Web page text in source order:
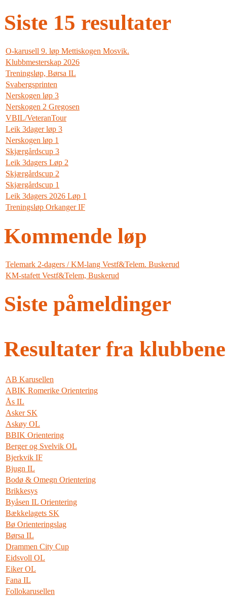
Siste 15 resultater
O-karusell 9. løp Mettiskogen Mosvik.
Klubbmesterskap 2026
Treningsløp, Børsa IL
Svabergsprinten
Nerskogen løp 3
Nerskogen 2 Gregosen
VBIL/VeteranTour
Leik 3dager løp 3
Nerskogen løp 1
Skjærgårdscup 3
Leik 3dagers Løp 2
Skjærgårdscup 2
Skjærgårdscup 1
Leik 3dagers 2026 Løp 1
Treningsløp Orkanger IF
Kommende løp
Telemark 2-dagers / KM-lang Vestf&Telem. Buskerud
KM-stafett Vestf&Telem, Buskerud
Siste påmeldinger
Resultater fra klubbene
AB Karusellen
ABIK Romerike Orientering
Ås IL
Asker SK
Askøy OL
BBIK Orientering
Berger og Svelvik OL
Bjerkvik IF
Bjugn IL
Bodø & Omegn Orientering
Brikkesys
Byåsen IL Orientering
Bækkelagets SK
Bø Orienteringslag
Børsa IL
Drammen City Cup
Eidsvoll OL
Eiker OL
Fana IL
Follokarusellen